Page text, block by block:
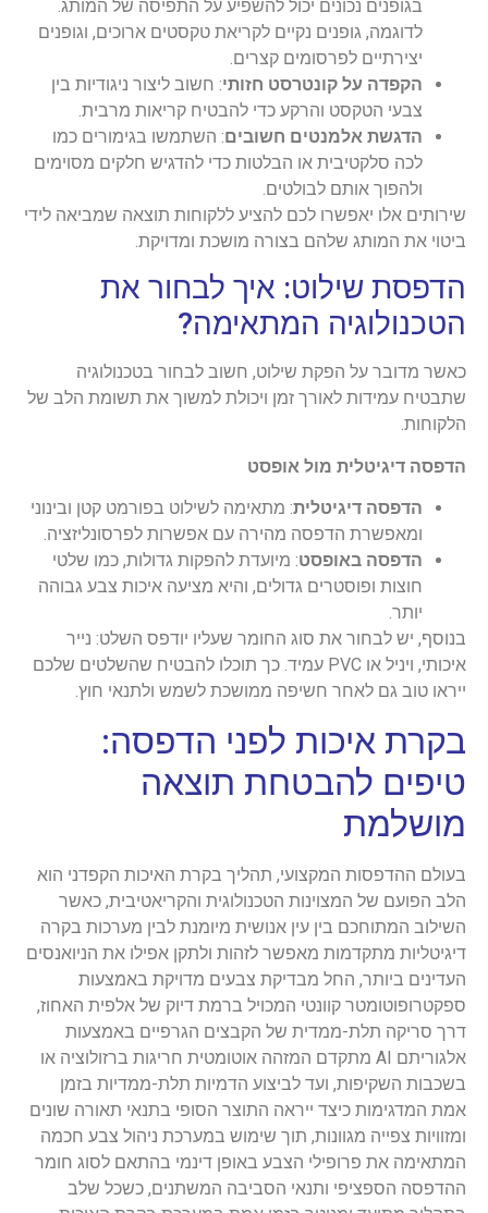
בגופנים נכונים יכול להשפיע על התפיסה של המותג.
לדוגמה, גופנים נקיים לקריאת טקסטים ארוכים, וגופנים
יצירתיים לפרסומים קצרים.
הקפדה על קונטרסט חזותי: חשוב ליצור ניגודיות בין
צבעי הטקסט והרקע כדי להבטיח קריאות מרבית.
הדגשת אלמנטים חשובים: השתמשו בגימורים כמו
לכה סלקטיבית או הבלטות כדי להדגיש חלקים מסוימים
ולהפוך אותם לבולטים.
שירותים אלו יאפשרו לכם להציע ללקוחות תוצאה שמביאה לידי
ביטוי את המותג שלהם בצורה מושכת ומדויקת.
הדפסת שילוט: איך לבחור את
הטכנולוגיה המתאימה?
כאשר מדובר על הפקת שילוט, חשוב לבחור בטכנולוגיה
שתבטיח עמידות לאורך זמן ויכולת למשוך את תשומת הלב של
הלקוחות.
הדפסה דיגיטלית מול אופסט
הדפסה דיגיטלית: מתאימה לשילוט בפורמט קטן ובינוני
ומאפשרת הדפסה מהירה עם אפשרות לפרסונליזציה.
הדפסה באופסט: מיועדת להפקות גדולות, כמו שלטי
חוצות ופוסטרים גדולים, והיא מציעה איכות צבע גבוהה
יותר.
בנוסף, יש לבחור את סוג החומר שעליו יודפס השלט: נייר
איכותי, ויניל או PVC עמיד. כך תוכלו להבטיח שהשלטים שלכם
ייראו טוב גם לאחר חשיפה ממושכת לשמש ולתנאי חוץ.
בקרת איכות לפני הדפסה:
טיפים להבטחת תוצאה
מושלמת
בעולם ההדפסות המקצועי, תהליך בקרת האיכות הקפדני הוא
הלב הפועם של המצוינות הטכנולוגית והקריאטיבית, כאשר
השילוב המתוחכם בין עין אנושית מיומנת לבין מערכות בקרה
דיגיטליות מתקדמות מאפשר לזהות ולתקן אפילו את הניואנסים
העדינים ביותר, החל מבדיקת צבעים מדויקת באמצעות
ספקטרופוטומטר קוונטי המכויל ברמת דיוק של אלפית האחוז,
דרך סריקה תלת-ממדית של הקבצים הגרפיים באמצעות
אלגוריתם AI מתקדם המזהה אוטומטית חריגות ברזולוציה או
בשכבות השקיפות, ועד לביצוע הדמיות תלת-ממדיות בזמן
אמת המדגימות כיצד ייראה התוצר הסופי בתנאי תאורה שונים
ומזוויות צפייה מגוונות, תוך שימוש במערכת ניהול צבע חכמה
המתאימה את פרופילי הצבע באופן דינמי בהתאם לסוג חומר
ההדפסה הספציפי ותנאי הסביבה המשתנים, כשכל שלב